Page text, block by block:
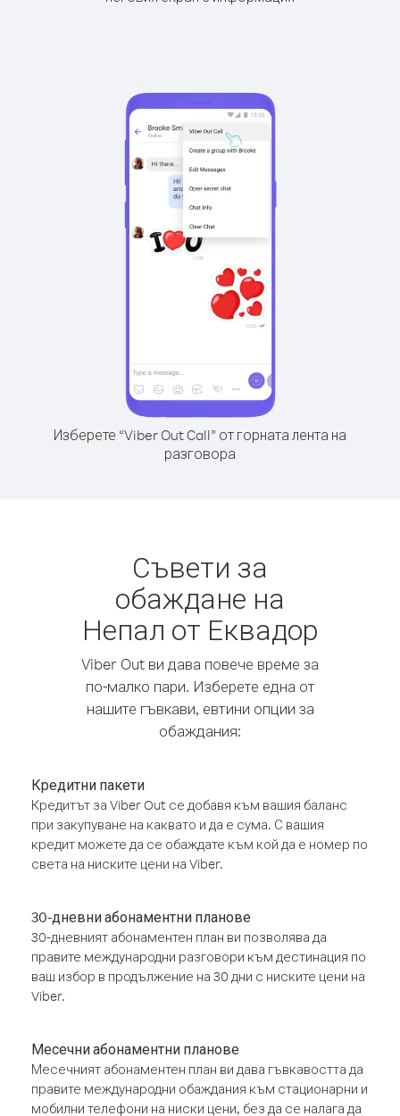
Изберете “Viber Out Call” от горната лента на
разговора
Съвети за
обаждане на
Непал от Еквадор
Viber Out ви дава повече време за
по-малко пари. Изберете една от
нашите гъвкави, евтини опции за
обаждания:
Кредитни пакети
Кредитът за Viber Out се добавя към вашия баланс
при закупуване на каквато и да е сума. С вашия
кредит можете да се обаждате към кой да е номер по
света на ниските цени на Viber.
30-дневни абонаментни планове
30-дневният абонаментен план ви позволява да
правите международни разговори към дестинация по
ваш избор в продължение на 30 дни с ниските цени на
Viber.
Месечни абонаментни планове
Месечният абонаментен план ви дава гъвкавостта да
правите международни обаждания към стационарни и
мобилни телефони на ниски цени, без да се налага да